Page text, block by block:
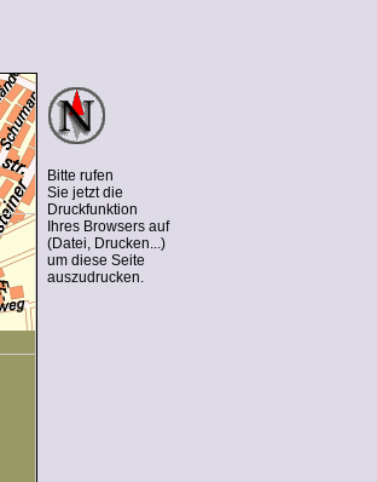
Bitte rufen
Sie jetzt die
Druckfunktion
Ihres Browsers auf
(Datei, Drucken...)
um diese Seite
auszudrucken.